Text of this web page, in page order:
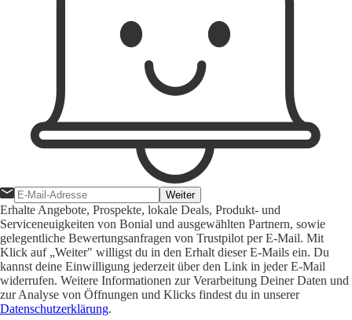
Weiter
Erhalte Angebote, Prospekte, lokale Deals, Produkt- und
Serviceneuigkeiten von Bonial und ausgewählten Partnern, sowie
gelegentliche Bewertungsanfragen von Trustpilot per E-Mail. Mit
Klick auf „Weiter" willigst du in den Erhalt dieser E-Mails ein. Du
kannst deine Einwilligung jederzeit über den Link in jeder E-Mail
widerrufen. Weitere Informationen zur Verarbeitung Deiner Daten und
zur Analyse von Öffnungen und Klicks findest du in unserer
Datenschutzerklärung.